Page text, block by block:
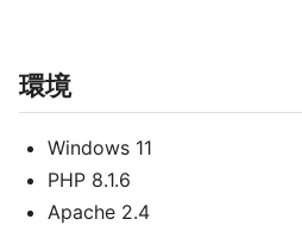
環境
Windows 11
PHP 8.1.6
Apache 2.4